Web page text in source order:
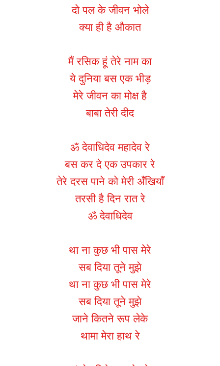
दो पल के जीवन भोले
क्या ही है औकात
मैं रसिक हूं तेरे नाम का
ये दुनिया बस एक भीड़
मेरे जीवन का मोक्ष है
बाबा तेरी दीद
ॐ देवाधिदेव महादेव रे
बस कर दे एक उपकार रे
तेरे दरस पाने को मेरी अँखियाँ
तरसी है दिन रात रे
ॐ देवाधिदेव
था ना कुछ भी पास मेरे
सब दिया तूने मुझे
था ना कुछ भी पास मेरे
सब दिया तूने मुझे
जाने कितने रूप लेके
थामा मेरा हाथ रे